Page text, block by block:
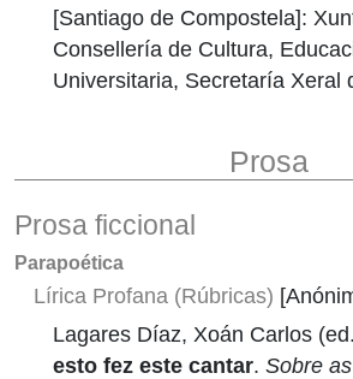
[Santiago de Compostela]:
Consellería de Cultura,
Universitaria, Secretaría Xeral
Prosa
Prosa ficcional
Parapoética
Lírica Profana (Rúbricas)
Lagares Díaz, Xoán Carlos
esto fez este cantar. Sobre